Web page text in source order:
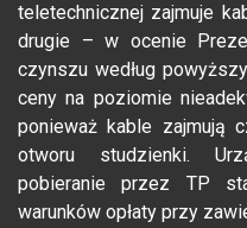
teletechnicznej zajmuje
drugie – w ocenie
czynszu według
ceny na poziomie
ponieważ kable zajmują
otworu studzienki.
pobieranie przez TP
warunków opłaty przy